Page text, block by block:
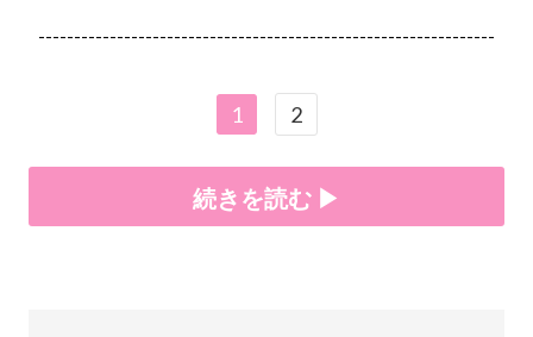
----------------------------------------------------------------
1 2
続きを読む ▶